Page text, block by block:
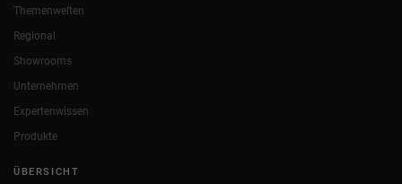
Themenwelten
Regional
Showrooms
Unternehmen
Expertenwissen
Produkte
ÜBERSICHT